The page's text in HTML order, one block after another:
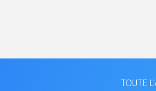
TOUTE